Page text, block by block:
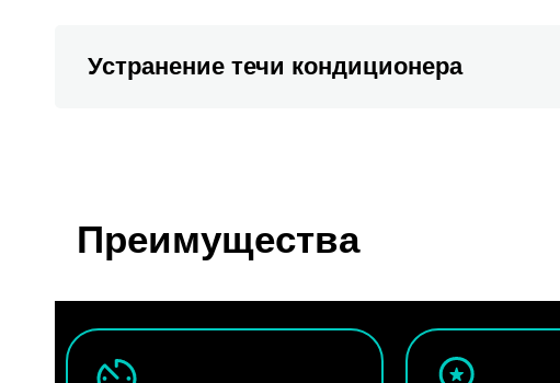
Устранение течи кондиционера
Преимущества